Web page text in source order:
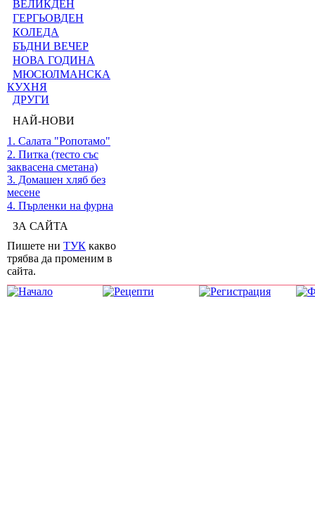
ВЕЛИКДЕН
ГЕРГЬОВДЕН
КОЛЕДА
БЪДНИ ВЕЧЕР
НОВА ГОДИНА
МЮСЮЛМАНСКА
КУХНЯ
ДРУГИ
НАЙ-НОВИ
1. Салата "Ропотамо"
2. Питка (тесто със
заквасена сметана)
3. Домашен хляб без
месене
4. Пърленки на фурна
ЗА САЙТА
Пишете ни ТУК какво
трябва да променим в
сайта.